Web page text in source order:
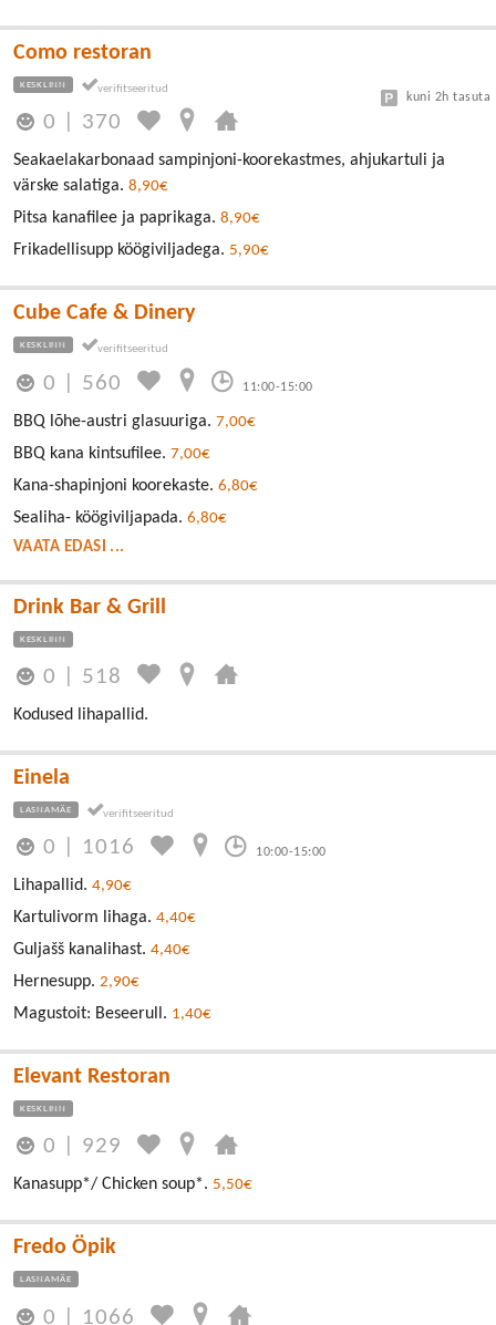
Como restoran
KESKLINN
0 370
kuni 2h tasuta
Seakaelakarbonaad sampinjoni-koorekastmes, ahjukartuli ja
värske salatiga. 8,90€
Pitsa kanafilee ja paprikaga. 8,90€
Frikadellisupp köögiviljadega. 5,90€
Cube Cafe & Dinery
KESKLINN
0 560 11:00-15:00
BBQ lõhe-austri glasuuriga. 7,00€
BBQ kana kintsufilee. 7,00€
Kana-shapinjoni koorekaste. 6,80€
Sealiha- köögiviljapada. 6,80€
VAATA EDASI ...
Drink Bar & Grill
KESKLINN
0 518
Kodused lihapallid.
Einela
LASNAMÄE
0 1016 10:00-15:00
Lihapallid. 4,90€
Kartulivorm lihaga. 4,40€
Guljašš kanalihast. 4,40€
Hernesupp. 2,90€
Magustoit: Beseerull. 1,40€
Elevant Restoran
KESKLINN
0 929
Kanasupp*/ Chicken soup*. 5,50€
Fredo Öpik
LASNAMÄE
0 1066